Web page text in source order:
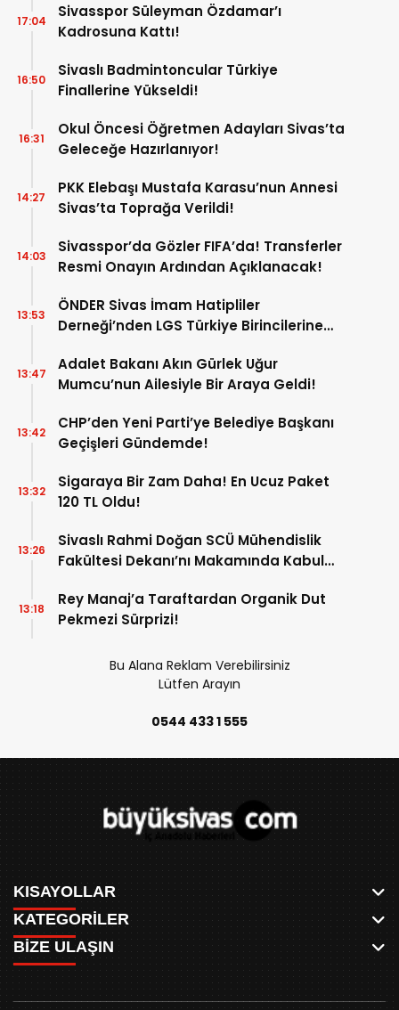
Sivasspor Süleyman Özdamar’ı
Kadrosuna Kattı!
17:04
Sivaslı Badmintoncular Türkiye
Finallerine Yükseldi!
16:50
Okul Öncesi Öğretmen Adayları Sivas’ta
Geleceğe Hazırlanıyor!
16:31
PKK Elebaşı Mustafa Karasu’nun Annesi
Sivas’ta Toprağa Verildi!
14:27
Sivasspor’da Gözler FIFA’da! Transferler
Resmi Onayın Ardından Açıklanacak!
14:03
ÖNDER Sivas İmam Hatipliler
Derneği’nden LGS Türkiye Birincilerine
13:53
Adalet Bakanı Akın Gürlek Uğur
Mumcu’nun Ailesiyle Bir Araya Geldi!
13:47
CHP’den Yeni Parti’ye Belediye Başkanı
Geçişleri Gündemde!
13:42
Sigaraya Bir Zam Daha! En Ucuz Paket
120 TL Oldu!
13:32
Sivaslı Rahmi Doğan SCÜ Mühendislik
Fakültesi Dekanı’nı Makamında Kabul
13:26
Rey Manaj’a Taraftardan Organik Dut
Pekmezi Sürprizi!
13:18
Bu Alana Reklam Verebilirsiniz
Lütfen Arayın
0544 433 1 555
KISAYOLLAR
ANASAYFA
AKSU CANLI
MEYDAN CANLI
MEDRESELER CANLI
KATEGORİLER
WHATSAPP
SPOR
SİYASET
BİZE ULAŞIN
0346 221 00 60